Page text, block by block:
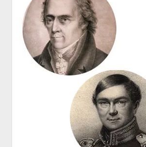
Kunst
Geschichte
Geschichte der Stadt Berlin
Impressum